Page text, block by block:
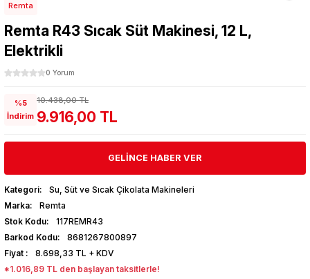
Remta
Remta R43 Sıcak Süt Makinesi, 12 L,
Elektrikli
0 Yorum
%5
İndirim
10.438,00 TL
9.916,00 TL
GELİNCE HABER VER
Kategori
Su, Süt ve Sıcak Çikolata Makineleri
Marka
Remta
Stok Kodu
117REMR43
Barkod Kodu
8681267800897
Fiyat
8.698,33 TL + KDV
*1.016,89 TL den başlayan taksitlerle!